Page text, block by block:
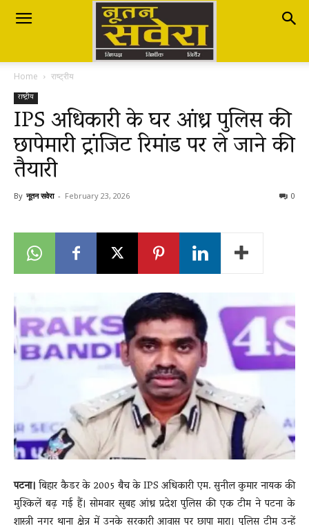
Nutan
Savera
नूतन
सवेरा
Breaking
News
Home राष्ट्रीय
राष्ट्रीय
IPS अधिकारी के घर आंध्र पुलिस की
छापेमारी ट्रांजिट रिमांड पर ले जाने की
तैयारी
By नूतन सवेरा - February 23, 2026 0
पटना।बिहार कैडर के 2005 बैच के IPS अधिकारी एम. सुनील कुमार नायक की
मुश्किलें बढ़ गई हैं। सोमवार सुबह आंध्र प्रदेश पुलिस की एक टीम ने पटना के